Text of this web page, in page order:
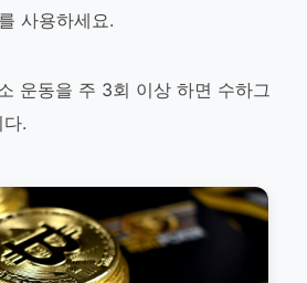
사용하세요.
운동을 주 3회 이상 하면 수하그
.